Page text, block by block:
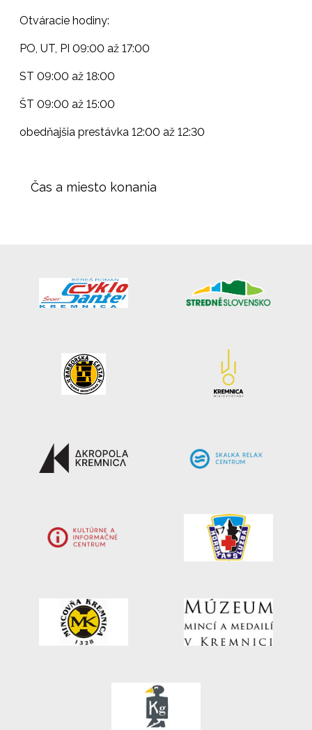
Otváracie hodiny:
PO, UT, PI 09:00 až 17:00
ST 09:00 až 18:00
ŠT 09:00 až 15:00
obedňajšia prestávka 12:00 až 12:30
Čas a miesto konania